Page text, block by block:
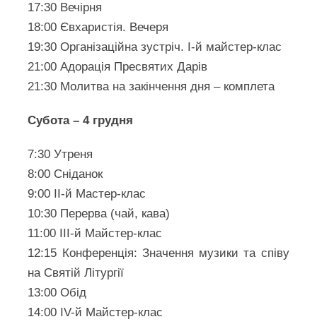
17:30 Вечірня
18:00 Євхаристія. Вечеря
19:30 Організаційна зустріч. І-й майстер-клас
21:00 Адорація Пресвятих Дарів
21:30 Молитва на закінчення дня – комплета
Субота – 4 грудня
7:30 Утреня
8:00 Сніданок
9:00 ІІ-й Мастер-клас
10:30 Перерва (чай, кава)
11:00 ІІІ-й Майстер-клас
12:15 Конференція: Значення музики та співу
на Святій Літургії
13:00 Обід
14:00 IV-й Майстер-клас